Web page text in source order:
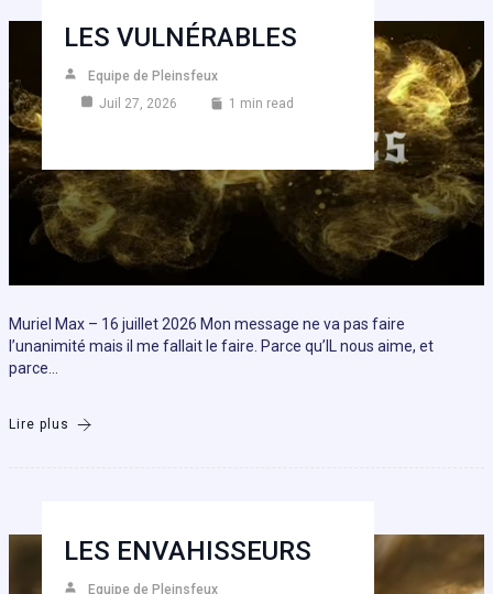
LES VULNÉRABLES
Equipe de Pleinsfeux
Juil 27, 2026
1 min read
Muriel Max – 16 juillet 2026 Mon message ne va pas faire
l’unanimité mais il me fallait le faire. Parce qu’IL nous aime, et
parce…
Lire plus
LES ENVAHISSEURS
Equipe de Pleinsfeux